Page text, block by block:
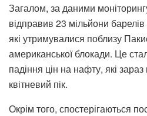
Загалом, за даними
відправив 23 мільйони
які утримувалися поблизу
американської блокади. Це
падіння цін на нафту, які
квітневий пік.
Окрім того, спостерігаються